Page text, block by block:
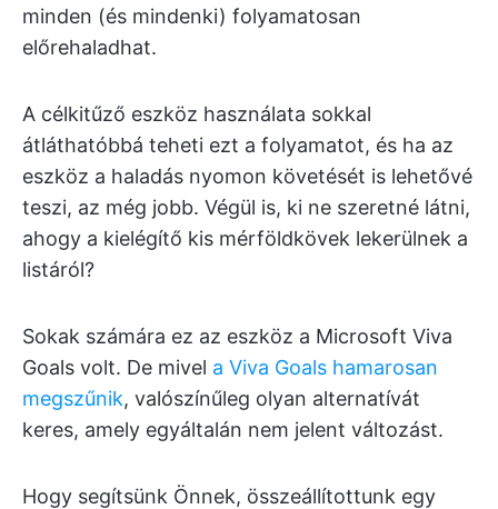
minden (és mindenki) folyamatosan
előrehaladhat.
A célkitűző eszköz használata sokkal
átláthatóbbá teheti ezt a folyamatot, és ha az
eszköz a haladás nyomon követését is lehetővé
teszi, az még jobb. Végül is, ki ne szeretné látni,
ahogy a kielégítő kis mérföldkövek lekerülnek a
listáról?
Sokak számára ez az eszköz a Microsoft Viva
Goals volt. De mivel a Viva Goals hamarosan
megszűnik, valószínűleg olyan alternatívát
keres, amely egyáltalán nem jelent változást.
Hogy segítsünk Önnek, összeállítottunk egy